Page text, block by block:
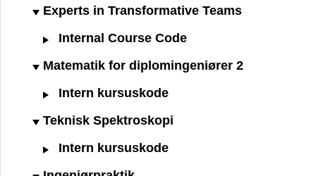
Experts in Transformative Teams
Internal Course Code
Matematik for diplomingeniører 2
Intern kursuskode
Teknisk Spektroskopi
Intern kursuskode